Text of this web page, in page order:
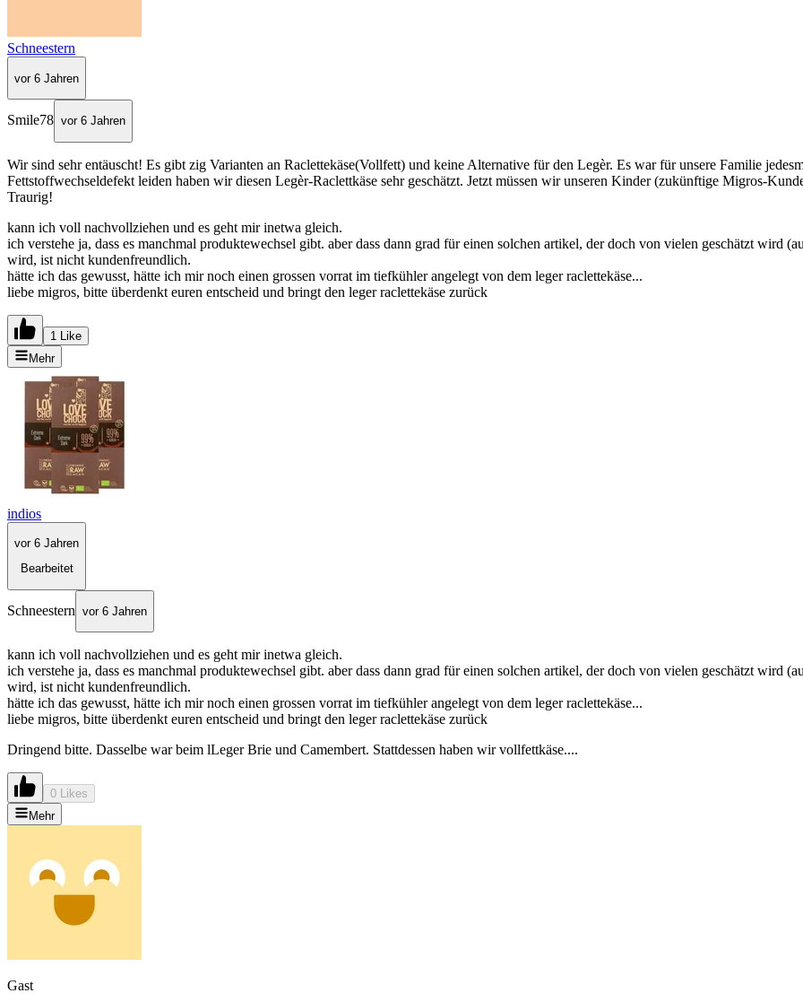
Schneestern
vor 6 Jahren
Smile78 vor 6 Jahren
Wir sind sehr entäuscht! Es gibt zig Varianten an Raclettekäse(Vollfett) und keine Alternative für den Legèr. Es war für unsere Familie
Fettstoffwechseldefekt leiden haben wir diesen Legèr-Raclettkäse sehr geschätzt. Jetzt müssen wir unseren Kinder (zukünftige Migros-
Traurig!
kann ich voll nachvollziehen und es geht mir inetwa gleich.
ich verstehe ja, dass es manchmal produktewechsel gibt. aber dass dann grad für einen solchen artikel, der doch von vielen geschätzt wird
wird, ist nicht kundenfreundlich.
hätte ich das gewusst, hätte ich mir noch einen grossen vorrat im tiefkühler angelegt von dem leger raclettekäse...
liebe migros, bitte überdenkt euren entscheid und bringt den leger raclettekäse zurück
1 Like
Mehr
indios
vor 6 Jahren
Bearbeitet
Schneestern vor 6 Jahren
kann ich voll nachvollziehen und es geht mir inetwa gleich.
ich verstehe ja, dass es manchmal produktewechsel gibt. aber dass dann grad für einen solchen artikel, der doch von vielen geschätzt wird
wird, ist nicht kundenfreundlich.
hätte ich das gewusst, hätte ich mir noch einen grossen vorrat im tiefkühler angelegt von dem leger raclettekäse...
liebe migros, bitte überdenkt euren entscheid und bringt den leger raclettekäse zurück
Dringend bitte. Dasselbe war beim lLeger Brie und Camembert. Stattdessen haben wir vollfettkäse....
0 Likes
Mehr
Gast